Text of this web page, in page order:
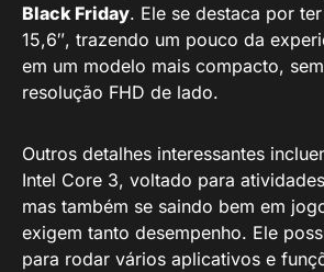
Black Friday. Ele se destaca por
15,6″, trazendo um pouco da
em um modelo mais compacto,
resolução FHD de lado.
Outros detalhes interessantes
Intel Core 3, voltado para
mas também se saindo bem em
exigem tanto desempenho. Ele
para rodar vários aplicativos e